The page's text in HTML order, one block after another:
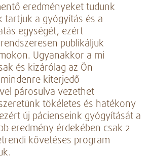
eredményeket tudunk
tartjuk a gyógyítás és a
egységét, ezért
publikáljuk
Ugyanakkor a mi
és kizárólag az Ön
kiterjedő
párosulva vezethet
tökéletes és hatékony
új pácienseink gyógyítását a
eredmény érdekében csak 2
követéses program